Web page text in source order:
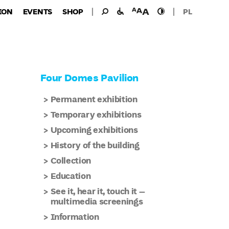
EVENTS SHOP Search
Search
for:
facilities font
size
high
contast
PL
Four Domes Pavilion
Permanent exhibition
Temporary exhibitions
Upcoming exhibitions
History of the building
Collection
Education
See it, hear it, touch it –
multimedia screenings
Information